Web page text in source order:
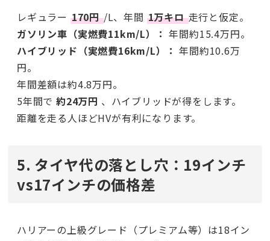
レギュラー 170円/L、年間 1万キロ走行と仮定。
ガソリン車（実燃費11km/L）：年間約15.4万円。
ハイブリッド（実燃費16km/L）：年間約10.6万
円。
年間差額は約4.8万円。
5年間で 約24万円 、ハイブリッドが得をします。
距離を走る人ほどHVが有利になります。
5. タイヤ代の落とし穴：19インチ
vs17インチの価格差
ハリアーの上級グレード（プレミアム等）は18イン